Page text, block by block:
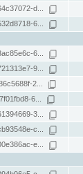
d...
6...
6...
9...
2...
7f01fbd8-6...
3...
c...
e...